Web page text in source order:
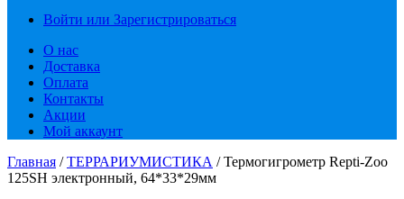
Войти или Зарегистрироваться
О нас
Доставка
Оплата
Контакты
Акции
Мой аккаунт
Главная /ТЕРРАРИУМИСТИКА / Термогигрометр Repti-Zoo
125SH электронный, 64*33*29мм